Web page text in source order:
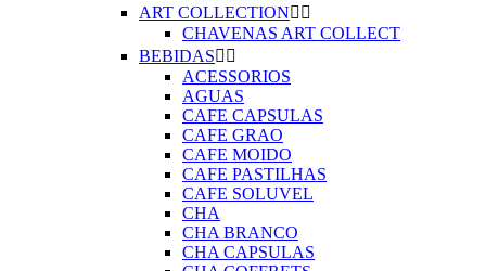
ART COLLECTION 
CHAVENAS ART COLLECT
BEBIDAS 
ACESSORIOS
AGUAS
CAFE CAPSULAS
CAFE GRAO
CAFE MOIDO
CAFE PASTILHAS
CAFE SOLUVEL
CHA
CHA BRANCO
CHA CAPSULAS